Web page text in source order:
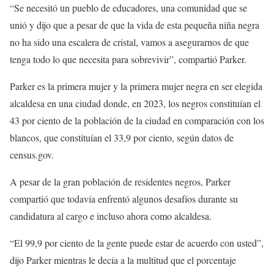
“Se necesitó un pueblo de educadores, una comunidad que se
unió y dijo que a pesar de que la vida de esta pequeña niña negra
no ha sido una escalera de cristal, vamos a asegurarnos de que
tenga todo lo que necesita para sobrevivir”, compartió Parker.
Parker es la primera mujer y la primera mujer negra en ser elegida
alcaldesa en una ciudad donde, en 2023, los negros constituían el
43 por ciento de la población de la ciudad en comparación con los
blancos, que constituían el 33,9 por ciento, según datos de
census.gov.
A pesar de la gran población de residentes negros, Parker
compartió que todavía enfrentó algunos desafíos durante su
candidatura al cargo e incluso ahora como alcaldesa.
“El 99,9 por ciento de la gente puede estar de acuerdo con usted”,
dijo Parker mientras le decía a la multitud que el porcentaje